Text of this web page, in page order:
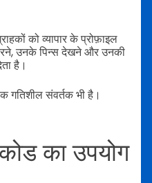
को व्यापार के प्रोफ़ाइल
उनके पिन्स देखने और उनकी
है।
गतिशील संवर्तक भी है।
का उपयोग